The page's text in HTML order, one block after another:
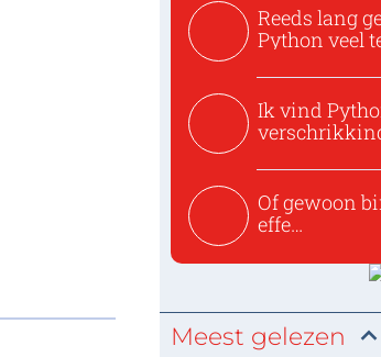
Reeds lang
Python veel
Ik vind
Of gewoon
effe
Meest gelezen